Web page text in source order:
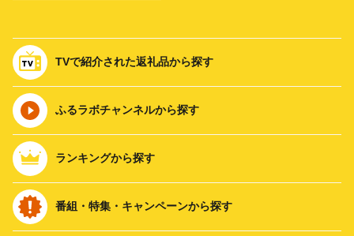
TVで紹介された返礼品から探す
ふるラボチャンネルから探す
ランキングから探す
番組・特集・キャンペーンから探す